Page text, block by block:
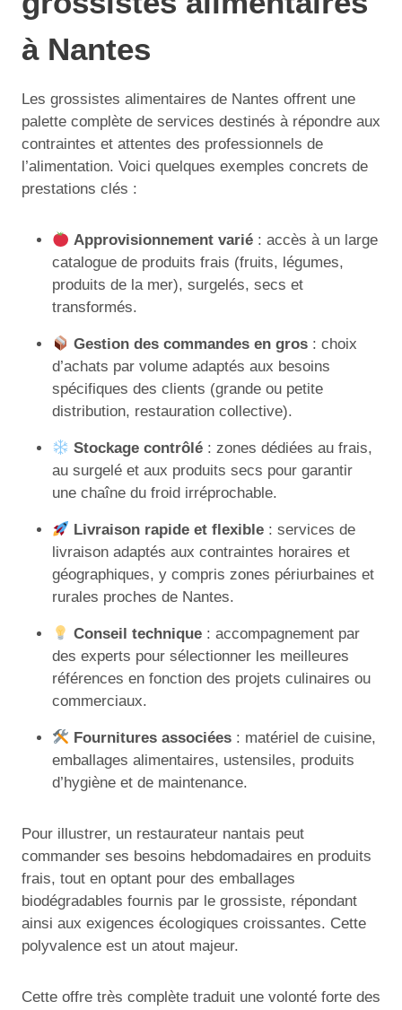
à Nantes
Les grossistes alimentaires de Nantes offrent une
palette complète de services destinés à répondre aux
contraintes et attentes des professionnels de
l’alimentation. Voici quelques exemples concrets de
prestations clés :
Approvisionnement varié : accès à un large
catalogue de produits frais (fruits, légumes,
produits de la mer), surgelés, secs et
transformés.
Gestion des commandes en gros : choix
d’achats par volume adaptés aux besoins
spécifiques des clients (grande ou petite
distribution, restauration collective).
Stockage contrôlé : zones dédiées au frais,
au surgelé et aux produits secs pour garantir
une chaîne du froid irréprochable.
Livraison rapide et flexible : services de
livraison adaptés aux contraintes horaires et
géographiques, y compris zones périurbaines et
rurales proches de Nantes.
Conseil technique : accompagnement par
des experts pour sélectionner les meilleures
références en fonction des projets culinaires ou
commerciaux.
Fournitures associées : matériel de cuisine,
emballages alimentaires, ustensiles, produits
d’hygiène et de maintenance.
Pour illustrer, un restaurateur nantais peut
commander ses besoins hebdomadaires en produits
frais, tout en optant pour des emballages
biodégradables fournis par le grossiste, répondant
ainsi aux exigences écologiques croissantes. Cette
polyvalence est un atout majeur.
Cette offre très complète traduit une volonté forte des